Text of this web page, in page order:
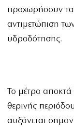
προχωρήσουν
αντιμετώπιση
υδροδότησης.
Το μέτρο αποκτά
θερινής
αυξάνεται